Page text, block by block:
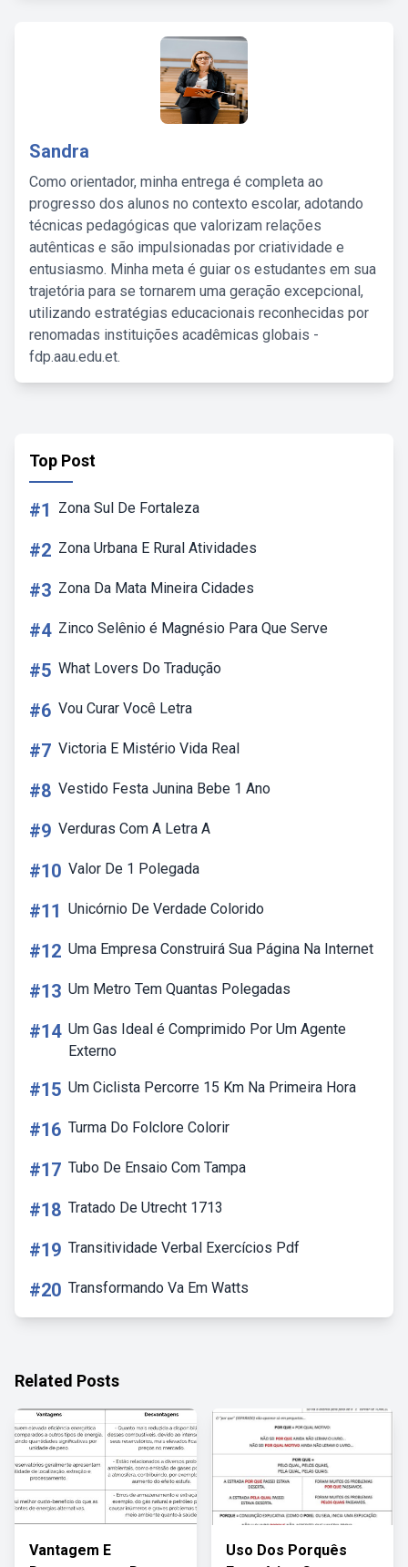
Sandra
Como orientador, minha entrega é completa ao
progresso dos alunos no contexto escolar, adotando
técnicas pedagógicas que valorizam relações
autênticas e são impulsionadas por criatividade e
entusiasmo. Minha meta é guiar os estudantes em sua
trajetória para se tornarem uma geração excepcional,
utilizando estratégias educacionais reconhecidas por
renomadas instituições acadêmicas globais -
fdp.aau.edu.et.
Top Post
#1 Zona Sul De Fortaleza
#2 Zona Urbana E Rural Atividades
#3 Zona Da Mata Mineira Cidades
#4 Zinco Selênio é Magnésio Para Que Serve
#5 What Lovers Do Tradução
#6 Vou Curar Você Letra
#7 Victoria E Mistério Vida Real
#8 Vestido Festa Junina Bebe 1 Ano
#9 Verduras Com A Letra A
#10 Valor De 1 Polegada
#11 Unicórnio De Verdade Colorido
#12 Uma Empresa Construirá Sua Página Na Internet
#13 Um Metro Tem Quantas Polegadas
#14 Um Gas Ideal é Comprimido Por Um Agente
Externo
#15 Um Ciclista Percorre 15 Km Na Primeira Hora
#16 Turma Do Folclore Colorir
#17 Tubo De Ensaio Com Tampa
#18 Tratado De Utrecht 1713
#19 Transitividade Verbal Exercícios Pdf
#20 Transformando Va Em Watts
Related Posts
Vantagem E
Uso Dos Porquês